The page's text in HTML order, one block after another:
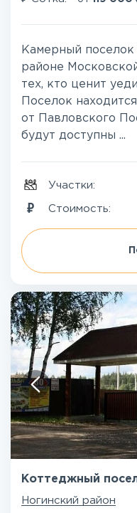
Камерный
районе
тех, кто ценит
Поселок
от Павловского
будут доступны ...
Участки:
Стоимость:
Коттеджный
Ногинский район